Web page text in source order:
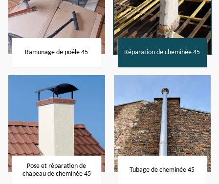
Ramonage de poêle 45 Réparation de cheminée 45
Pose et réparation de
chapeau de cheminée 45
Tubage de cheminée 45